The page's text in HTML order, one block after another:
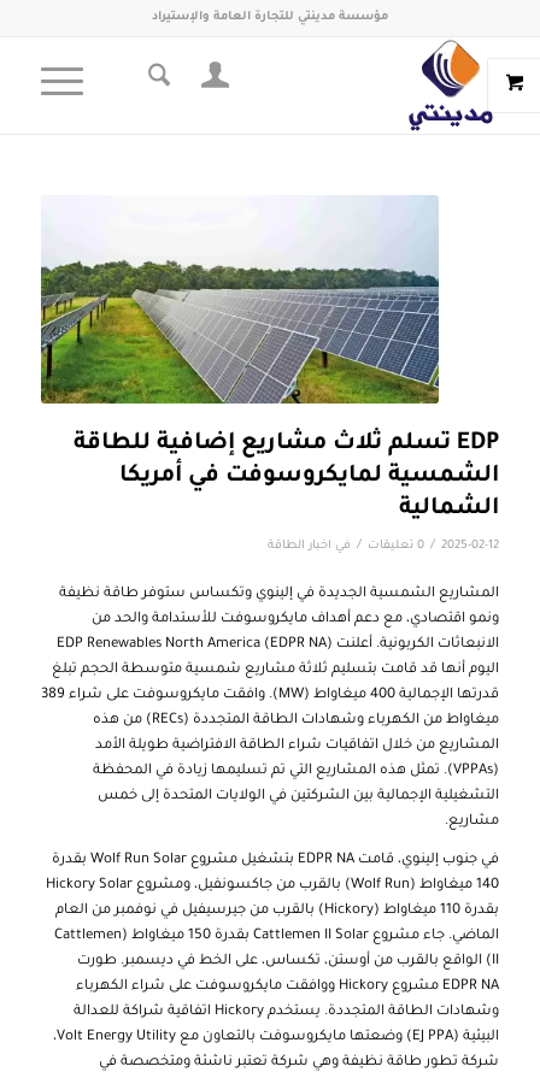
مؤسسة مدينتي للتجارة العامة والإستيراد
EDP تسلم ثلاث مشاريع إضافية للطاقة
الشمسية لمايكروسوفت في أمريكا
الشمالية
2025-02-12
/ 0 تعليقات / في اخبار الطاقة
المشاريع الشمسية الجديدة في إلينوي وتكساس ستوفر طاقة نظيفة
ونمو اقتصادي، مع دعم أهداف مايكروسوفت للأستدامة والحد من
الانبعاثات الكربونية. أعلنت EDP Renewables North America (EDPR NA)
اليوم أنها قد قامت بتسليم ثلاثة مشاريع شمسية متوسطة الحجم تبلغ
قدرتها الإجمالية 400 ميغاواط (MW). وافقت مايكروسوفت على شراء 389
ميغاواط من الكهرباء وشهادات الطاقة المتجددة (RECs) من هذه
المشاريع من خلال اتفاقيات شراء الطاقة الافتراضية طويلة الأمد
(VPPAs). تمثل هذه المشاريع التي تم تسليمها زيادة في المحفظة
التشغيلية الإجمالية بين الشركتين في الولايات المتحدة إلى خمس
مشاريع.
في جنوب إلينوي، قامت EDPR NA بتشغيل مشروع Wolf Run Solar بقدرة
140 ميغاواط (Wolf Run) بالقرب من جاكسونفيل، ومشروع Hickory Solar
بقدرة 110 ميغاواط (Hickory) بالقرب من جيرسيفيل في نوفمبر من العام
الماضي. جاء مشروع Cattlemen II Solar بقدرة 150 ميغاواط (Cattlemen
II) الواقع بالقرب من أوستن، تكساس، على الخط في ديسمبر. طورت
EDPR NA مشروع Hickory ووافقت مايكروسوفت على شراء الكهرباء
وشهادات الطاقة المتجددة. يستخدم Hickory اتفاقية شراكة للعدالة
البيئية (EJ PPA) وضعتها مايكروسوفت بالتعاون مع Volt Energy Utility،
شركة تطور طاقة نظيفة وهي شركة تعتبر ناشئة ومتخصصة في